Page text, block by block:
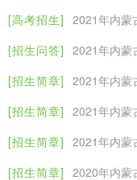
科生、硕士生、博士生
现有6个一级学科、47个
位授权学科为一级学科
学、护理学、影像医学
遗传学、蒙医疗术学、
在校生14754人。其中，
个国家中医药管理局重
“中国研究生招生信息
蒙古医科大学考生名单
事宜。为了考生做好备
相关要求，学校计划于
[高考招生] 2021年内蒙
[招生问答] 2021年内蒙
[招生简章] 2021年内蒙
[招生简章] 2021年内蒙
[招生简章] 2021年内蒙
[招生简章] 2020年内蒙